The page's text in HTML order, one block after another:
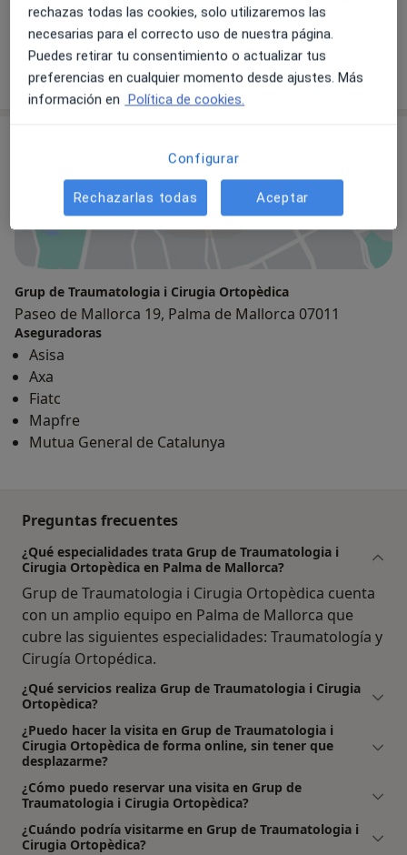
Dr. Juan Manuel Moreno Moreno
Traumatólogo
5 opiniones
Ampliar
Grup de Traumatologia i Cirugia Ortopèdica
Paseo de Mallorca 19, Palma de Mallorca 07011
Aseguradoras
Asisa
Axa
Fiatc
Mapfre
Mutua General de Catalunya
Preguntas frecuentes
¿Qué especialidades trata Grup de Traumatologia i
Cirugia Ortopèdica en Palma de Mallorca?
Grup de Traumatologia i Cirugia Ortopèdica cuenta
con un amplio equipo en Palma de Mallorca que
cubre las siguientes especialidades: Traumatología y
Cirugía Ortopédica.
¿Qué servicios realiza Grup de Traumatologia i Cirugia
Ortopèdica?
¿Puedo hacer la visita en Grup de Traumatologia i
Cirugia Ortopèdica de forma online, sin tener que
desplazarme?
¿Cómo puedo reservar una visita en Grup de
Traumatologia i Cirugia Ortopèdica?
¿Cuándo podría visitarme en Grup de Traumatologia i
Cirugia Ortopèdica?
rechazas todas las cookies, solo utilizaremos las
necesarias para el correcto uso de nuestra página.
Puedes retirar tu consentimiento o actualizar tus
preferencias en cualquier momento desde ajustes. Más
información en Política de cookies.
Configurar
Rechazarlas todas Aceptar